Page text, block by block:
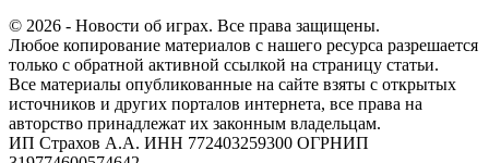
© 2026 - Новости об играх. Все права защищены.
Любое копирование материалов с нашего ресурса разрешается
только с обратной активной ссылкой на страницу статьи.
Все материалы опубликованные на сайте взяты с открытых
источников и других порталов интернета, все права на
авторство принадлежат их законным владельцам.
ИП Страхов А.А. ИНН 772403259300 ОГРНИП